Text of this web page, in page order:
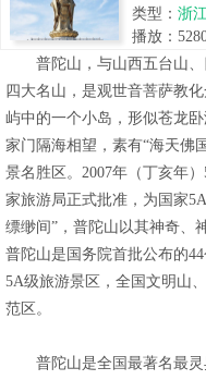
类型： 浙
播放：
普陀山，与山西五台山、
四大名山，是观世音菩萨教
屿中的一个小岛，形似苍龙
家门隔海相望，素有“海天佛
景名胜区。2007年（丁亥年
家旅游局正式批准，为国家
缥缈间”，普陀山以其神奇、
普陀山是国务院首批公布的
5A级旅游景区，全国文明山
范区。
普陀山是全国最著名最灵